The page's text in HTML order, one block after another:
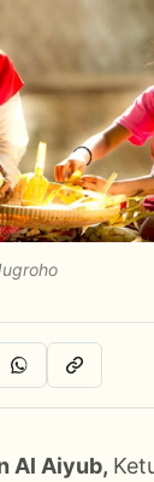
WhatsAppSalin Link
Al Aiyub,